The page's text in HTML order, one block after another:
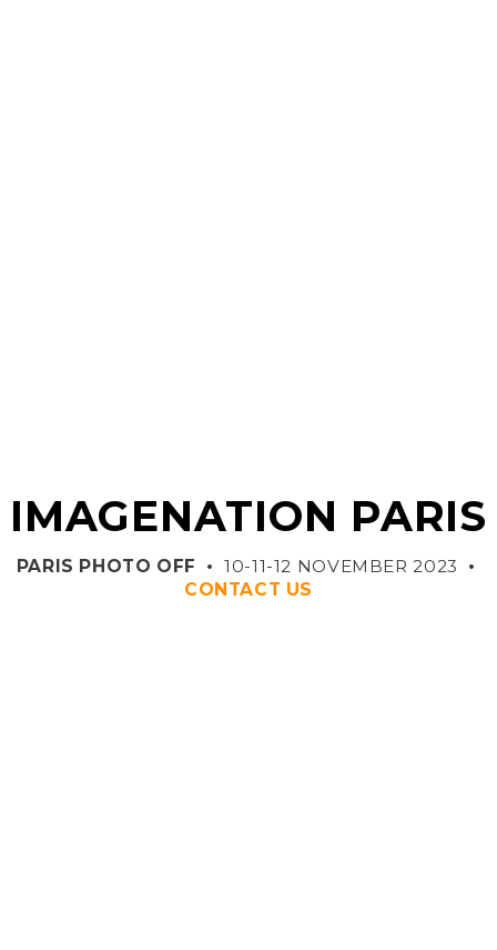
IMAGENATION PARIS
PARIS PHOTO OFF •10-11-12 NOVEMBER 2023
•
CONTACT US